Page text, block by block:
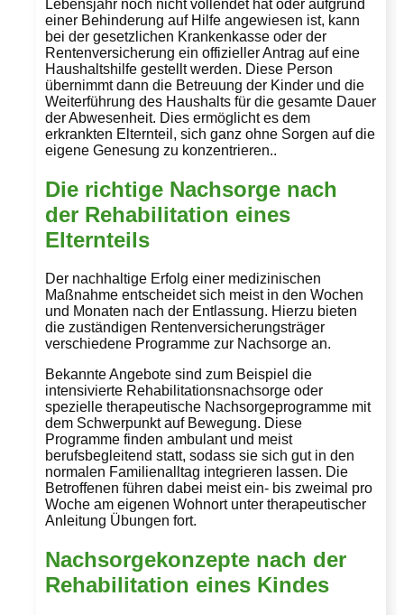
Lebensjahr noch nicht vollendet hat oder aufgrund
einer Behinderung auf Hilfe angewiesen ist, kann
bei der gesetzlichen Krankenkasse oder der
Rentenversicherung ein offizieller Antrag auf eine
Haushaltshilfe gestellt werden. Diese Person
übernimmt dann die Betreuung der Kinder und die
Weiterführung des Haushalts für die gesamte Dauer
der Abwesenheit. Dies ermöglicht es dem
erkrankten Elternteil, sich ganz ohne Sorgen auf die
eigene Genesung zu konzentrieren..
Die richtige Nachsorge nach
der Rehabilitation eines
Elternteils
Der nachhaltige Erfolg einer medizinischen
Maßnahme entscheidet sich meist in den Wochen
und Monaten nach der Entlassung. Hierzu bieten
die zuständigen Rentenversicherungsträger
verschiedene Programme zur Nachsorge an.
Bekannte Angebote sind zum Beispiel die
intensivierte Rehabilitationsnachsorge oder
spezielle therapeutische Nachsorgeprogramme mit
dem Schwerpunkt auf Bewegung. Diese
Programme finden ambulant und meist
berufsbegleitend statt, sodass sie sich gut in den
normalen Familienalltag integrieren lassen. Die
Betroffenen führen dabei meist ein- bis zweimal pro
Woche am eigenen Wohnort unter therapeutischer
Anleitung Übungen fort.
Nachsorgekonzepte nach der
Rehabilitation eines Kindes